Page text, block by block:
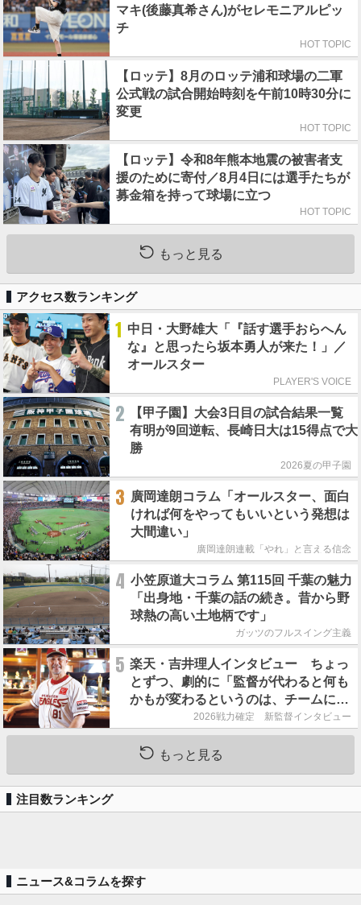
マキ(後藤真希さん)がセレモニアルピッ
チ
HOT TOPIC
【ロッテ】8月のロッテ浦和球場の二軍
公式戦の試合開始時刻を午前10時30分に
変更
HOT TOPIC
【ロッテ】令和8年熊本地震の被害者支
援のために寄付／8月4日には選手たちが
募金箱を持って球場に立つ
HOT TOPIC
もっと見る
アクセス数ランキング
1 中日・大野雄大「『話す選手おらへん
な』と思ったら坂本勇人が来た！」／
オールスター
PLAYER'S VOICE
2
【甲子園】大会3日目の試合結果一覧
有明が9回逆転、長崎日大は15得点で大
勝
2026夏の甲子園
3 廣岡達朗コラム「オールスター、面白
ければ何をやってもいいという発想は
大間違い」
廣岡達朗連載「やれ」と言える信念
4 小笠原道大コラム 第115回 千葉の魅力
「出身地・千葉の話の続き。昔から野
球熱の高い土地柄です」
ガッツのフルスイング主義
5 楽天・吉井理人インタビュー ちょっ
とずつ、劇的に「監督が代わると何も
かもが変わるというのは、チームにと
って良くないことなんです」
2026戦力確定 新監督インタビュー
もっと見る
注目数ランキング
ニュース&コラムを探す